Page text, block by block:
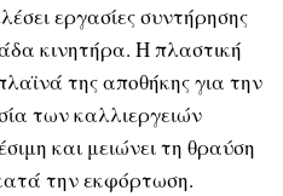
εργασίες συντήρησης
κινητήρα. Η πλαστική
της αποθήκης για την
των καλλιεργειών
και μειώνει τη θραύση
την εκφόρτωση.